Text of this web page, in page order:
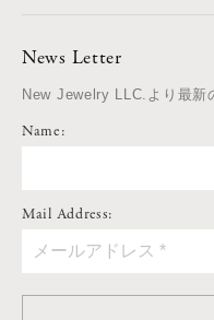
News Letter
New Jewelry LLC.より最新
Name:
Mail Address: